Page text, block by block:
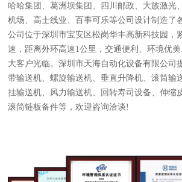
哈哈集团、葛洲坝集团、四川邮政、大族激光
机场、高士线业、百事可乐等公司设计制造了
公司位于深圳市宝安区松岗华丰高新科技园，
速，距离外环高速1公里，交通便利、环境优
大客户光临。深圳市天海自动化设备有限公司
带输送机、螺旋输送机、垂直升降机、滚筒输
挂输送机、风力输送机、回转寿司设备、伸缩
滚筒链板备件等，欢迎咨询洽谈!